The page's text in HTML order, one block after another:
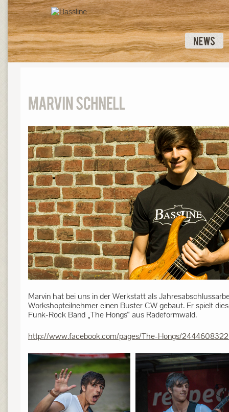
Marvin hat bei uns in der Werkstatt als
Workshopteilnehmer einen Buster CW gebaut. Er spielt
Funk-Rock Band „The Hongs“ aus Radeformwald.
http://www.facebook.com/pages/The-Hongs/